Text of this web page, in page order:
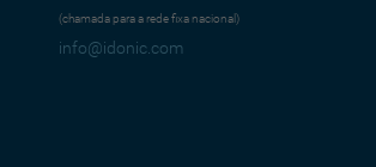
(chamada para a rede fixa nacional)
info@idonic.com